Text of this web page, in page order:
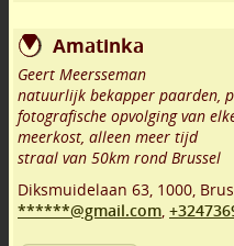
Amatinka
Geert Meersseman
natuurlijk bekapper paarden,
fotografische opvolging van
meerkost, alleen meer tijd
straal van 50km rond Brussel
Diksmuidelaan 63, 1000,
******@gmail.com,